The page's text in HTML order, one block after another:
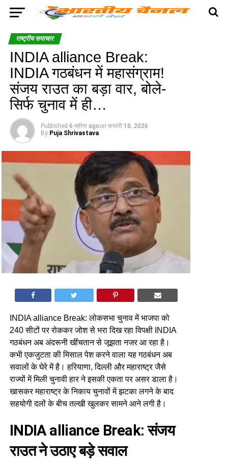
राष्ट्रीय समाचार
INDIA alliance Break:
INDIA गठबंधन में महासंग्राम!
संजय राउत का बड़ा वार, बोले-
सिर्फ चुनाव में ही…
Published 6 महीना agoon फ़रवरी 18, 2026
By Puja Shrivastava
INDIA alliance Break: लोकसभा चुनाव में भाजपा को
240 सीटों पर रोककर जोश से भरा दिख रहा विपक्षी INDIA
गठबंधन अब अंदरूनी खींचतान से जूझता नजर आ रहा है।
कभी एकजुटता की मिसाल पेश करने वाला यह गठबंधन अब
सवालों के घेरे में है। हरियाणा, दिल्ली और महाराष्ट्र जैसे
राज्यों में मिली चुनावी हार ने इसकी एकता पर असर डाला है।
खासकर महाराष्ट्र के निकाय चुनावों में झटका लगने के बाद
सहयोगी दलों के बीच तल्खी खुलकर सामने आने लगी है।
INDIA alliance Break: संजय
राउत ने उठाए बड़े सवाल